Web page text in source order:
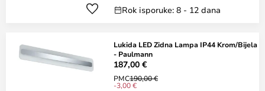
Rok isporuke: 8 - 12 dana
Lukida LED Zidna Lampa IP44 Krom/Bijela
- Paulmann
187,00 €
PMC190,00 €
-3,00 €